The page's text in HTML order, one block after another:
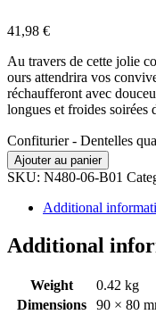
41,98 €
Au travers de cette jolie
ours attendrira vos
réchaufferont avec
longues et froides soirées
Confiturier - Dentelles
Ajouter au panier
SKU: N480-06-B01
Additional
Additional
Weight
0.42 kg
Dimensions
90 × 80